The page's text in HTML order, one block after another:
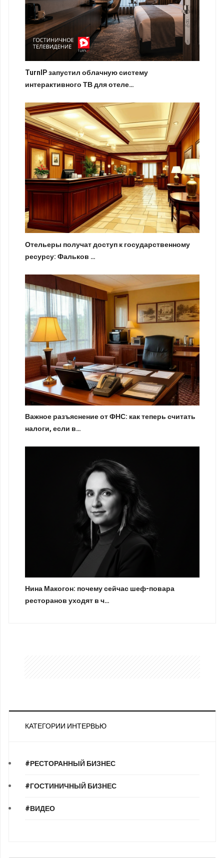
TurnIP запустил облачную систему
интерактивного ТВ для отеле…
Отельеры получат доступ к государственному
ресурсу: Фальков …
Важное разъяснение от ФНС: как теперь считать
налоги, если в…
Нина Макогон: почему сейчас шеф-повара
ресторанов уходят в ч…
КАТЕГОРИИ ИНТЕРВЬЮ
#РЕСТОРАННЫЙ БИЗНЕС
#ГОСТИНИЧНЫЙ БИЗНЕС
#ВИДЕО